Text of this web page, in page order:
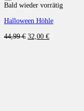
Bald wieder vorrätig
Halloween Höhle
44,99€ Ursprünglicher
32,00 €Aktueller